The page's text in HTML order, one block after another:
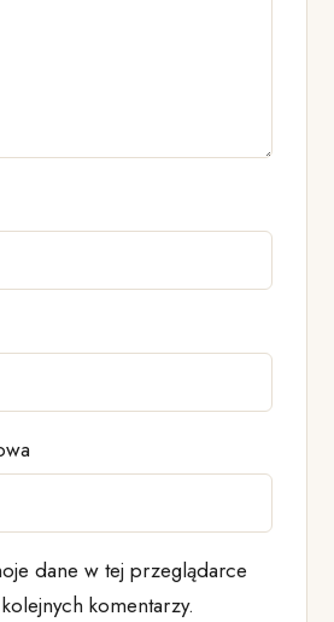
dane w tej przeglądarce
komentarzy.